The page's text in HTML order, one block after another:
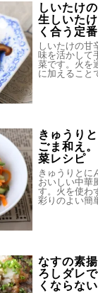
しいたけ
生しいた
く合う定
しいたけの甘
味を活かして
菜です。火を
に加えること
きゅうり
ごま和え
菜レシピ
きゅうりとに
おいしい中華
す。火を使わ
彩りのよい簡
なすの素
ろしダレ
くならな